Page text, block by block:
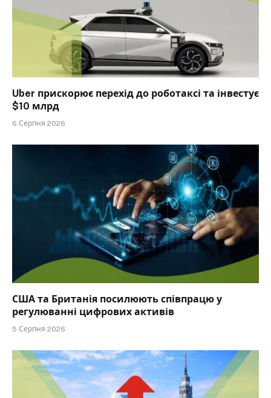
Uber прискорює перехід до роботаксі та інвестує
$10 млрд
6 Серпня 2026
США та Британія посилюють співпрацю у
регулюванні цифрових активів
5 Серпня 2026